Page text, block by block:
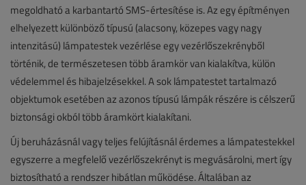
megoldható a karbantartó SMS-értesítése is. Az egy építményen
elhelyezett különböző típusú (alacsony, közepes vagy nagy
intenzitású) lámpatestek vezérlése egy vezérlőszekrényből
történik, de természetesen több áramkör van kialakítva, külön
védelemmel és hibajelzésekkel. A sok lámpatestet tartalmazó
objektumok esetében az azonos típusú lámpák részére is célszerű
biztonsági okból több áramkört kialakítani.
Új beruházásnál vagy teljes felújításnál érdemes a lámpatestekkel
egyszerre a megfelelő vezérlőszekrényt is megvásárolni, mert így
biztosítható a rendszer hibátlan működése. Általában az